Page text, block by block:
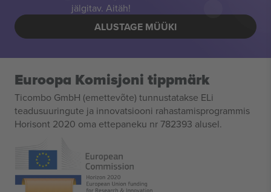
jälgitav. Aitäh!
ALUSTAGE MÜÜKI
Euroopa Komisjoni tippmärk
Ticombo GmbH (emettevõte) tunnustatakse ELi
teadusuuringute ja innovatsiooni rahastamisprogrammis
Horisont 2020 oma ettepaneku nr 782393 alusel.